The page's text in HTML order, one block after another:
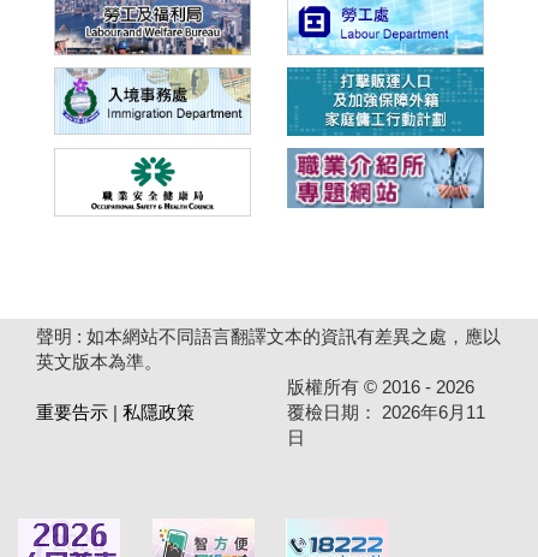
聲明 : 如本網站不同語言翻譯文本的資訊有差異之處，應以
英文版本為準。
重要告示 | 私隱政策
版權所有 © 2016 - 2026
覆檢日期： 2026年6月11
日